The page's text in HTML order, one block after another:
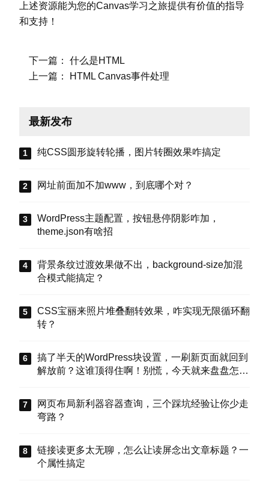
上述资源能为您的Canvas学习之旅提供有价值的指导
和支持！
下一篇：
什么是HTML
上一篇：
HTML Canvas事件处理
最新发布
纯CSS圆形旋转轮播，图片转圈效果咋搞定
网址前面加不加www，到底哪个对？
WordPress主题配置，按钮悬停阴影咋加，
theme.json有啥招
背景条纹过渡效果做不出，background-size加混
合模式能搞定？
CSS宝丽来照片堆叠翻转效果，咋实现无限循环翻
转？
搞了半天的WordPress块设置，一刷新页面就回到
解放前？这谁顶得住啊！别慌，今天就来盘盘怎么
车”。
网页布局新利器容器查询，三个踩坑经验让你少走
弯路？
链接读更多太无聊，怎么让读屏念出文章标题？一
个属性搞定